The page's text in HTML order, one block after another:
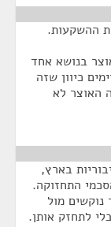
ההשקעות.
בנושא אחד
כיוון שזה
האוצר לא
בארץ,
התחזוקה.
נוקשים מול
לתחזק אותן.